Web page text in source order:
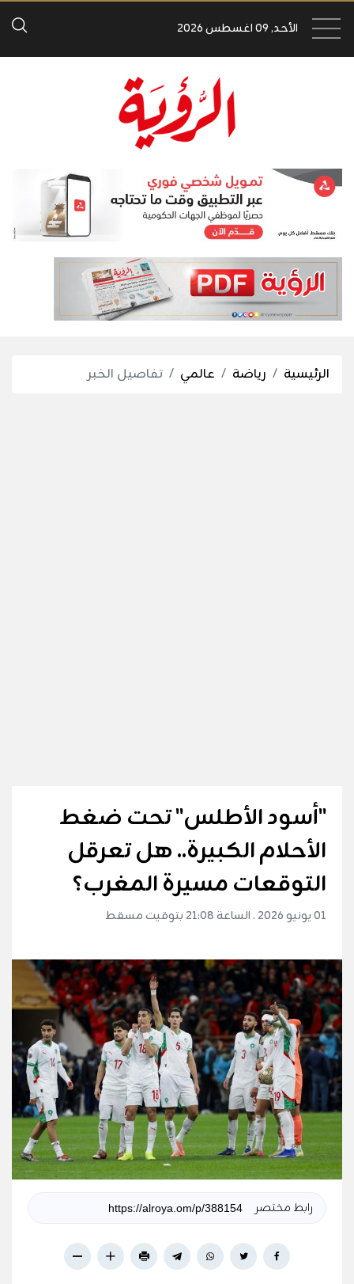
الأحد, 09 اغسطس 2026
الرئيسية رياضة عالمي تفاصيل الخبر
"أسود الأطلس" تحت ضغط
الأحلام الكبيرة.. هل تعرقل
التوقعات مسيرة المغرب؟
01 يونيو 2026 . الساعة 21:08 بتوقيت مسقط
رابط مختصر